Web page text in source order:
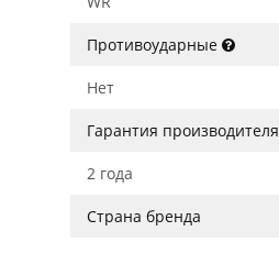
Противоударные
Нет
Гарантия производителя
2 года
Страна бренда